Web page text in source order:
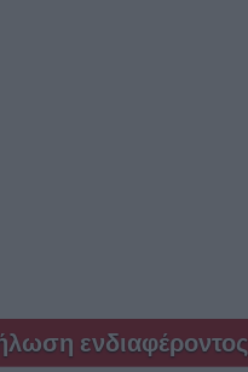
ενδιαφέροντος